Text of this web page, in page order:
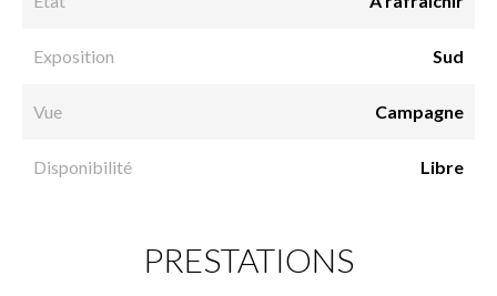
Exposition Sud
Vue Campagne
Disponibilité Libre
PRESTATIONS